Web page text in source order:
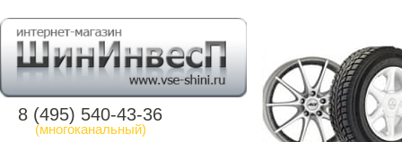
8 (495) 540-43-36
(многоканальный)